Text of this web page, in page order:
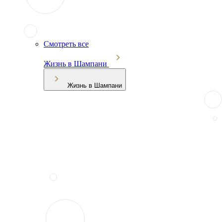
Смотреть все
Жизнь в Шампани
Жизнь в Шампани